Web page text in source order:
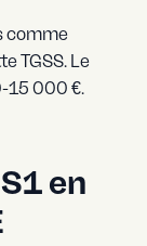
comme
TGSS. Le
15 000 €.
en